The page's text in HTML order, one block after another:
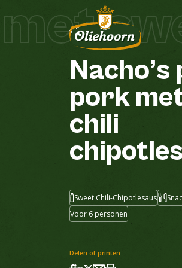
Recepten
Nacho’s
pork
chili
Sweet Chili-Chipotlesaus
Voor 6 personen
Delen of printen